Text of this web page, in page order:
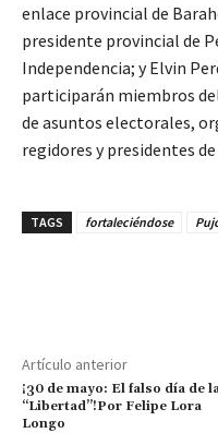
enlace provincial de
presidente provincial de
Independencia; y Elvin
participarán miembros
de asuntos electorales,
regidores y presidentes
TAGS fortaleciéndose
Artículo anterior
¡30 de mayo: El falso día de
“Libertad”!Por Felipe Lora
Longo